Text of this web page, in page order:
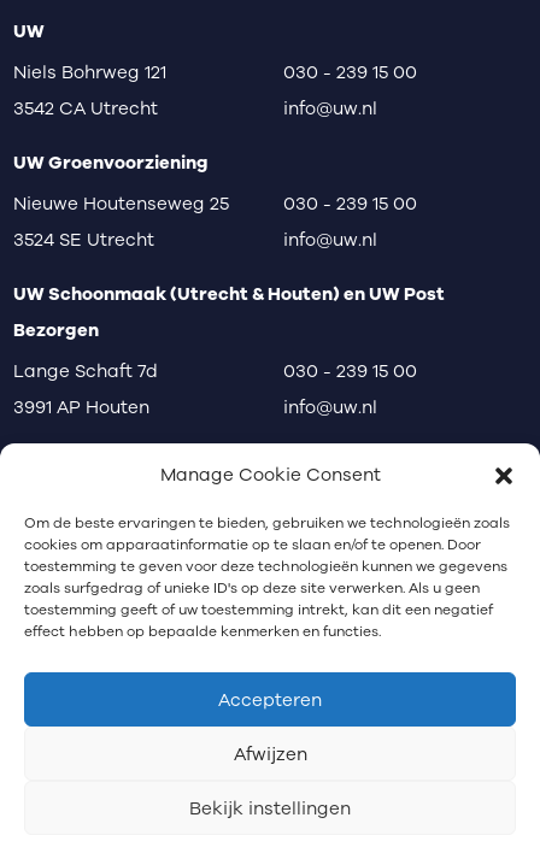
Manage Cookie Consent
Om de beste ervaringen te bieden, gebruiken we technologieën zoals
cookies om apparaatinformatie op te slaan en/of te openen. Door
toestemming te geven voor deze technologieën kunnen we gegevens
zoals surfgedrag of unieke ID's op deze site verwerken. Als u geen
toestemming geeft of uw toestemming intrekt, kan dit een negatief
effect hebben op bepaalde kenmerken en functies.
Accepteren
Afwijzen
Bekijk instellingen
UW
Niels Bohrweg 121
3542 CA Utrecht
030 - 239 15 00
info@uw.nl
UW Groenvoorziening
Nieuwe Houtenseweg 25
3524 SE Utrecht
030 - 239 15 00
info@uw.nl
UW Schoonmaak (Utrecht & Houten) en UW Post
Bezorgen
Lange Schaft 7d
3991 AP Houten
030 - 239 15 00
info@uw.nl
privacy
klachten
Nieuwsbrief
Schrijf je in voor onze nieuwsbrief.